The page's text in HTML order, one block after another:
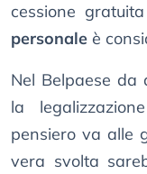
cessione
personale è
Nel Belpaese da
la
pensiero va alle
vera svolta